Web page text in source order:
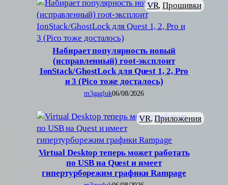
Набирает популярность новый
(исправленный) root-эксплоит
IonStack/GhostLock для Quest 1, 2, Pro
и 3 (Pico тоже досталось)
VR, Прошивки
m3gagluk06/08/2026
Virtual Desktop теперь может работать
по USB на Quest и имеет
гипертурборежим графики Rampage
VR, Приложения